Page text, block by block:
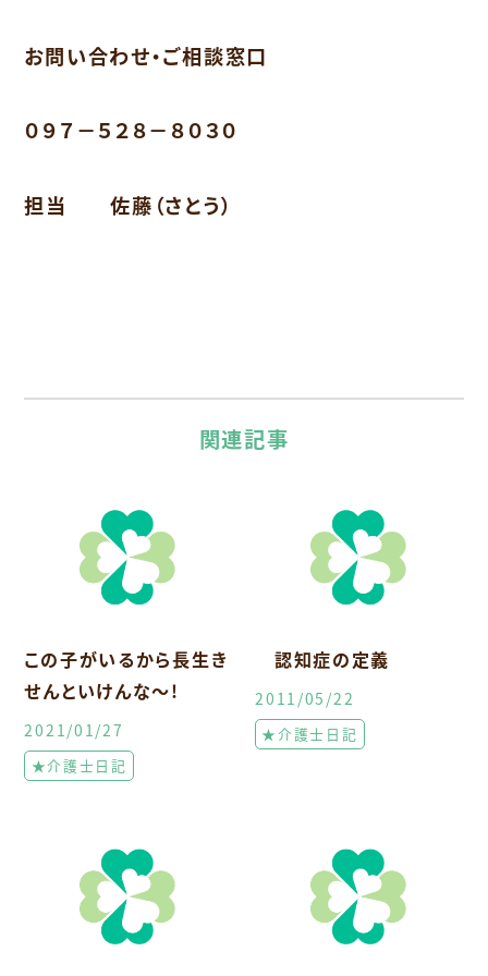
お問い合わせ・ご相談窓口
０９７－５２８－８０３０
担当 佐藤（さとう）
関連記事
この子がいるから長生き
せんといけんな～!
2021/01/27
★介護士日記
認知症の定義
2011/05/22
★介護士日記